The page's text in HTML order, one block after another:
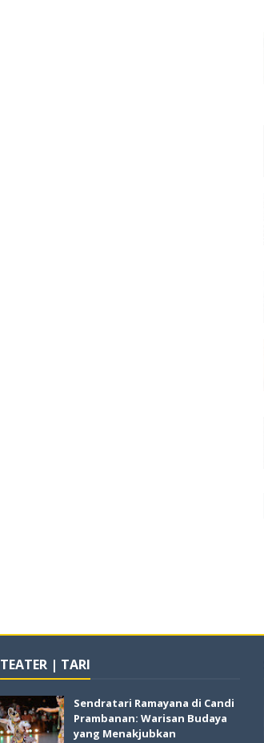
TEATER | TARI
Sendratari Ramayana di Candi
Prambanan: Warisan Budaya
yang Menakjubkan